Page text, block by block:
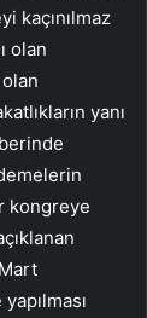
kaçınılmaz
olan
yanı
kongreye